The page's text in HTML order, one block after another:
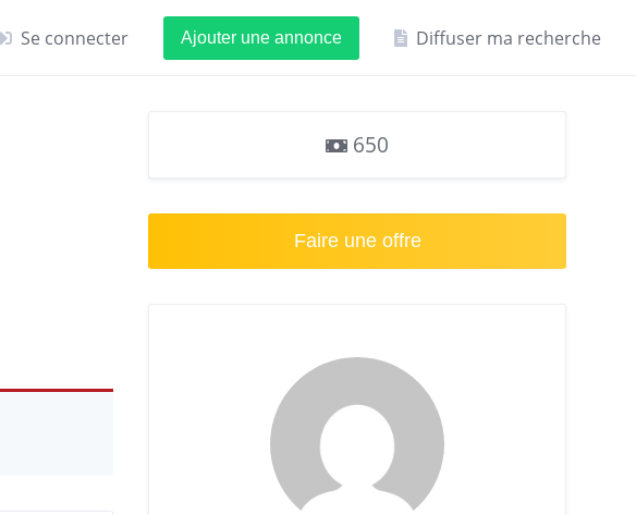
Se connecter Ajouter une annonce Diffuser ma recherche
650
Faire une offre